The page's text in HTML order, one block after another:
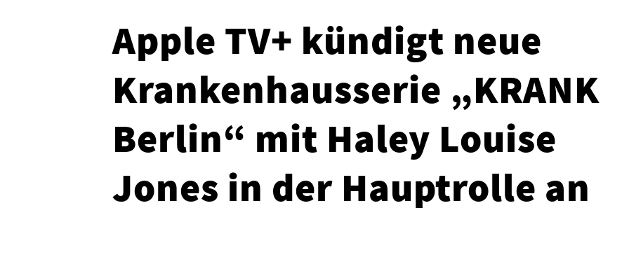
Apple TV+ kündigt neue
Krankenhausserie „KRANK
Berlin“ mit Haley Louise
Jones in der Hauptrolle an